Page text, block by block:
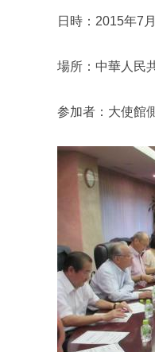
日時：2015年7
場所：中華人民
参加者：大使館